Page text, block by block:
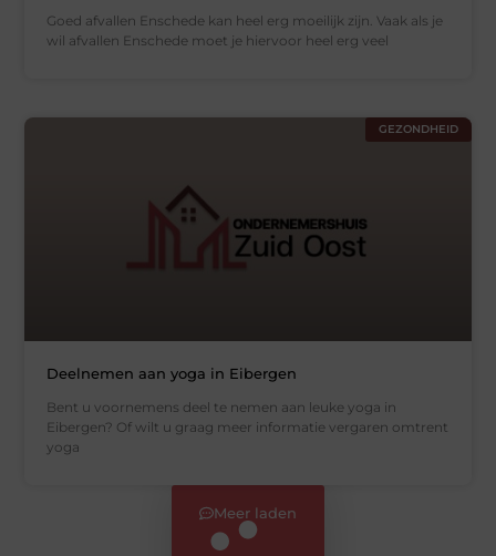
Goed afvallen Enschede kan heel erg moeilijk zijn. Vaak als je
wil afvallen Enschede moet je hiervoor heel erg veel
GEZONDHEID
Deelnemen aan yoga in Eibergen
Bent u voornemens deel te nemen aan leuke yoga in
Eibergen? Of wilt u graag meer informatie vergaren omtrent
yoga
Meer laden